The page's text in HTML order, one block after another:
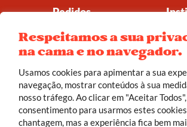
Respeitamos a sua
na cama e no navegador.
Usamos cookies para apimentar a sua
navegação, mostrar conteúdos à sua
nosso tráfego. Ao clicar em "Aceitar
consentimento para usarmos estes
chantagem, mas a experiência fica bem
Pedidos
Termos e Condições
Política
© 2025 d’leite. Todos os direitos
Feito com carinho por
João